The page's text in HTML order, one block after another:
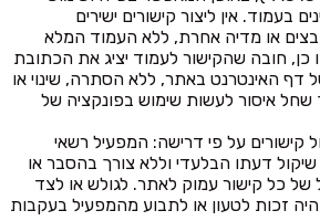
בעמוד. אין ליצור קישורים ישירים
או מדיה אחרת, ללא העמוד המלא
כן, חובה שהקישור לעמוד יציג את הכתובת
דף האינטרנט באתר, ללא הסתרה, שינוי או
שחל איסור לעשות שימוש בפונקציה של
קישורים על פי דרישה: המפעיל רשאי
דעתו הבלעדי וללא צורך בהסבר או
של כל קישור עמוק לאתר. לגולש או לצד
זכות לטעון או לתבוע מהמפעיל בעקבות